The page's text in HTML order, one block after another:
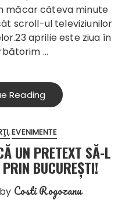
măcar câteva minute
scroll-ul televiziunilor
aprilie este ziua în
…
Reading
EVENIMENTE
UN PRETEXT SĂ-L
BUCUREŞTI!
by Costi Rogozanu